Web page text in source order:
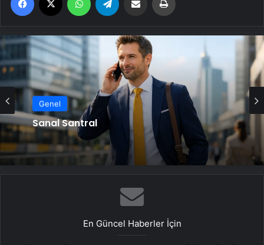
Genel
Genel
Serjoy : Dijital Medya Ajansı, Google
Reklam Ajansı, SEO Ajansı ve Web
Tasarım Ajansı
En Güncel Haberler İçin